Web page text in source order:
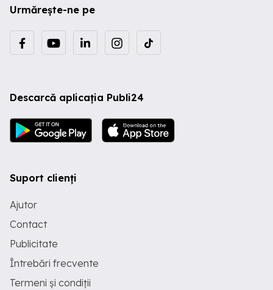
Urmărește-ne pe
Descarcă aplicația Publi24
Suport clienți
Ajutor
Contact
Publicitate
Întrebări frecvente
Termeni și condiții